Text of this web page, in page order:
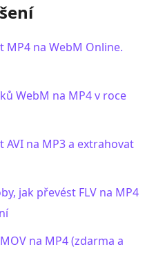
MP4 na WebM Online.
WebM na MP4 v roce
AVI na MP3 a extrahovat
jak převést FLV na MP4
na MP4 (zdarma a